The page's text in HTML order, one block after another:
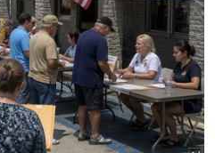
pemakluman pilihan
tiga kerusi DUN
pernah berlaku –
hasil penjimatan
untuk rakyat